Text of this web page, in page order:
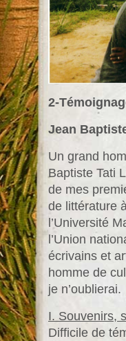
2-
Jean
Un grand
Baptiste Tati
de mes
de littérature
l’Université
l’Union
écrivains et
homme de
je n’oublierai.
I. Souvenirs,
Difficile de